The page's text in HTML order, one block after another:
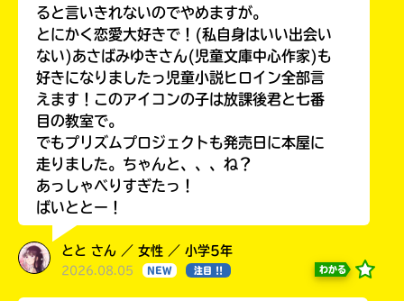
ると言いきれないのでやめますが。
とにかく恋愛大好きで！(私自身はいい出会い
ない)あさばみゆきさん(児童文庫中心作家)も
好きになりましたっ児童小説ヒロイン全部言
えます！このアイコンの子は放課後君と七番
目の教室で。
でもプリズムプロジェクトも発売日に本屋に
走りました。ちゃんと、、、ね？
あっしゃべりすぎたっ！
ばいととー！
とと さん ／ 女性 ／ 小学5年
2026.08.05 NEW 注目 !! わかる